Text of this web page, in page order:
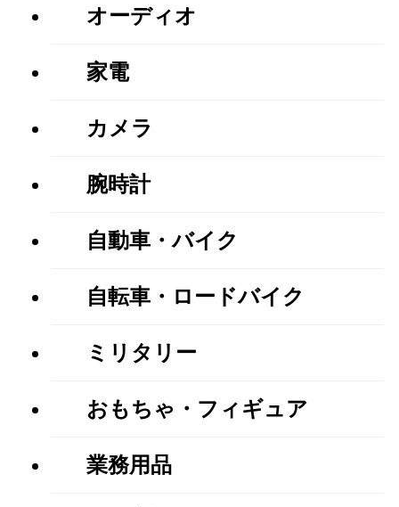
オーディオ
家電
カメラ
腕時計
自動車・バイク
自転車・ロードバイク
ミリタリー
おもちゃ・フィギュア
業務用品